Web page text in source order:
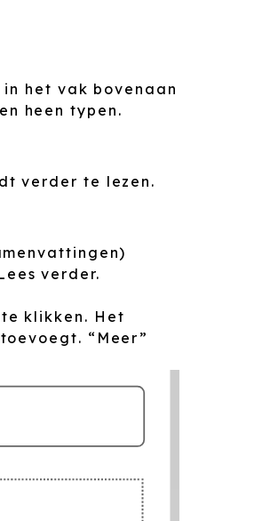
het vak bovenaan
heen typen.
verder te lezen.
verder.
klikken. Het
“Meer”